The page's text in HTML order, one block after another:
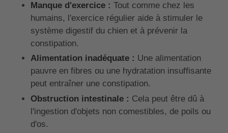
Manque d'exercice : Tout comme chez les
humains, l'exercice régulier aide à stimuler le
système digestif du chien et à prévenir la
constipation.
Alimentation inadéquate : Une alimentation
pauvre en fibres ou une hydratation insuffisante
peut entraîner une constipation.
Obstruction intestinale : Cela peut être dû à
l'ingestion d'objets non comestibles, de poils ou
d'os.